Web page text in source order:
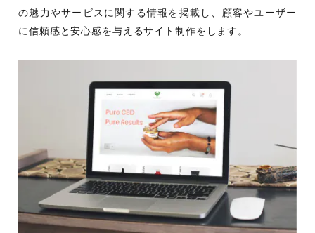
の魅力やサービスに関する情報を掲載し、顧客やユーザー
に信頼感と安心感を与えるサイト制作をします。